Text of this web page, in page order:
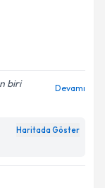
biri
Devamı
Haritada Göster